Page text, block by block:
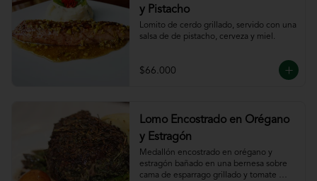
y Pistacho
Lomito de cerdo grillado, servido con una
salsa de de pistacho, cerveza y miel.
$66.000
Lomo Encostrado en Orégano
y Estragón
Medallón encostrado en orégano y
estragón bañado en una bernesa sobre
cama de esparrago grillado y tomate